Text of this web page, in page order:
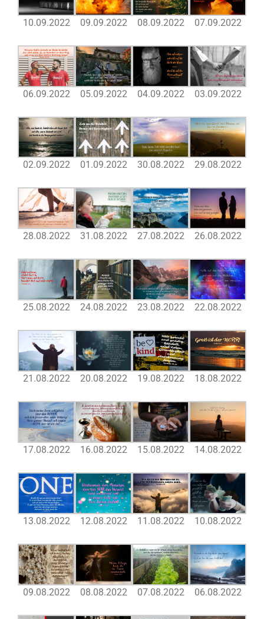
10.09.2022 09.09.2022 08.09.2022 07.09.2022
06.09.2022 05.09.2022 04.09.2022 03.09.2022
02.09.2022 01.09.2022 30.08.2022 29.08.2022
28.08.2022 31.08.2022 27.08.2022 26.08.2022
25.08.2022 24.08.2022 23.08.2022 22.08.2022
21.08.2022 20.08.2022 19.08.2022 18.08.2022
17.08.2022 16.08.2022 15.08.2022 14.08.2022
13.08.2022 12.08.2022 11.08.2022 10.08.2022
09.08.2022 08.08.2022 07.08.2022 06.08.2022